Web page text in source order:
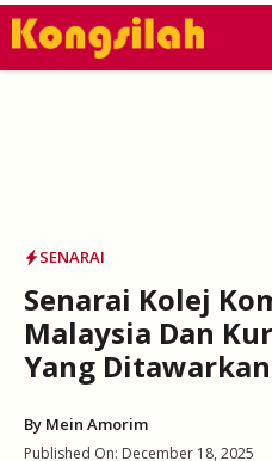
Skip
SENARAI
Senarai Kolej
Malaysia Dan
Yang Ditawarkan
By Mein Amorim
Published On: December 18, 2025